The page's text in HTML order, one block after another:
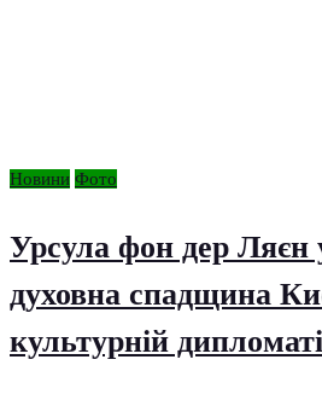
Новини Фото
Урсула фон дер Ляєн
духовна спадщина
культурній